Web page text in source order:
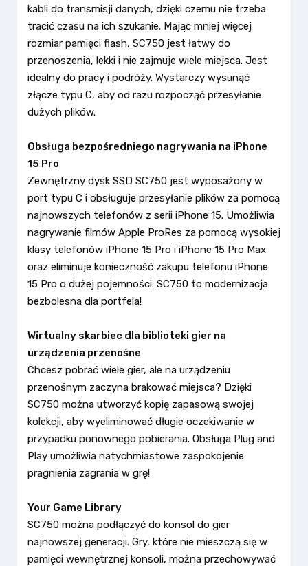
kabli do transmisji danych, dzięki czemu nie trzeba
tracić czasu na ich szukanie. Mając mniej więcej
rozmiar pamięci flash, SC750 jest łatwy do
przenoszenia, lekki i nie zajmuje wiele miejsca. Jest
idealny do pracy i podróży. Wystarczy wysunąć
złącze typu C, aby od razu rozpocząć przesyłanie
dużych plików.
Obsługa bezpośredniego nagrywania na iPhone
15 Pro
Zewnętrzny dysk SSD SC750 jest wyposażony w
port typu C i obsługuje przesyłanie plików za pomocą
najnowszych telefonów z serii iPhone 15. Umożliwia
nagrywanie filmów Apple ProRes za pomocą wysokiej
klasy telefonów iPhone 15 Pro i iPhone 15 Pro Max
oraz eliminuje konieczność zakupu telefonu iPhone
15 Pro o dużej pojemności. SC750 to modernizacja
bezbolesna dla portfela!
Wirtualny skarbiec dla biblioteki gier na
urządzenia przenośne
Chcesz pobrać wiele gier, ale na urządzeniu
przenośnym zaczyna brakować miejsca? Dzięki
SC750 można utworzyć kopię zapasową swojej
kolekcji, aby wyeliminować długie oczekiwanie w
przypadku ponownego pobierania. Obsługa Plug and
Play umożliwia natychmiastowe zaspokojenie
pragnienia zagrania w grę!
Your Game Library
SC750 można podłączyć do konsol do gier
najnowszej generacji. Gry, które nie mieszczą się w
pamięci wewnętrznej konsoli, można przechowywać